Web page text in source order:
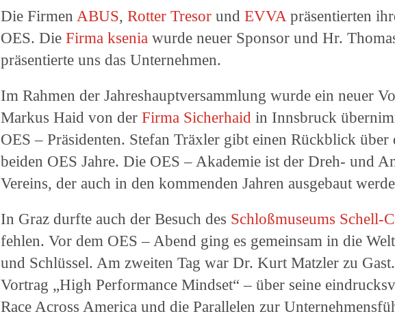
Die Firmen ABUS, Rotter Tresorund EVVApräsentierten
OES. Die Firma kseniawurde neuer Sponsor und Hr.
präsentierte uns das Unternehmen.
Im Rahmen der Jahreshauptversammlung wurde ein neuer
Markus Haid von der Firma Sicherhaidin Innsbruck
OES – Präsidenten. Stefan Träxler gibt einen Rückblick über
beiden OES Jahre. Die OES – Akademie ist der Dreh- und
Vereins, der auch in den kommenden Jahren ausgebaut
In Graz durfte auch der Besuch des Schloßmuseums Schell-
fehlen. Vor dem OES – Abend ging es gemeinsam in die
und Schlüssel. Am zweiten Tag war Dr. Kurt Matzler zu
Vortrag „High Performance Mindset“ – über seine
Race Across America und die Parallelen zur